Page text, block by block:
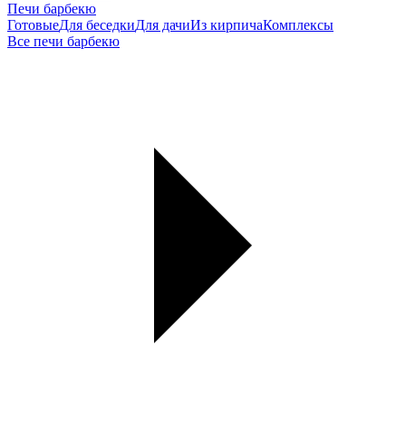
Печи барбекю
ГотовыеДля беседкиДля дачиИз кирпичаКомплексы
Все печи барбекю